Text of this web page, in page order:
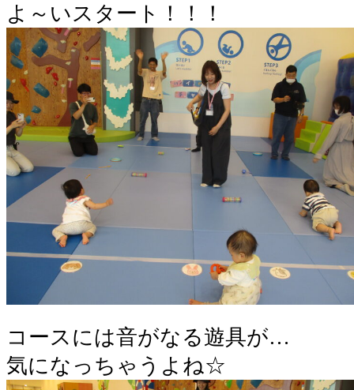
よ～いスタート！！！
コースには音がなる遊具が…
気になっちゃうよね☆